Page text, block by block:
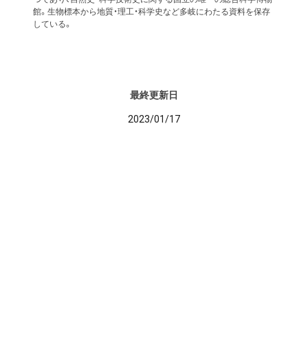
館。生物標本から地質・理工・科学史など多岐にわたる資料を保存
している。
最終更新日
2023/01/17